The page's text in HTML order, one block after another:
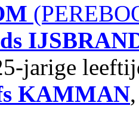
jarige
KAMMAN